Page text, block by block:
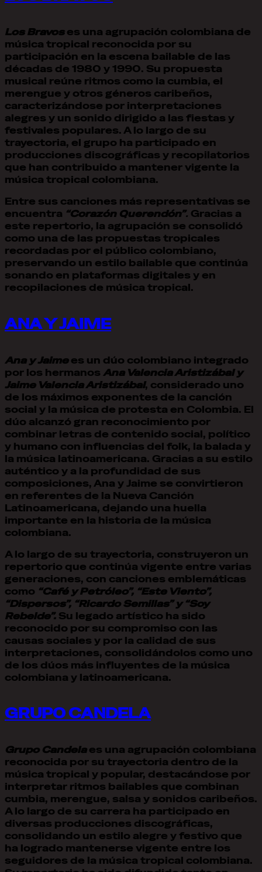
Los Bravoses una agrupación colombiana de
música tropical reconocida por su
participación en la escena bailable de las
décadas de 1980 y 1990. Su propuesta
musical reúne ritmos como la cumbia, el
merengue y otros géneros caribeños,
caracterizándose por interpretaciones
alegres y un sonido dirigido a las fiestas y
festivales populares. A lo largo de su
trayectoria, el grupo ha participado en
producciones discográficas y recopilatorios
que han contribuido a mantener vigente la
música tropical colombiana.
Entre sus canciones más representativas se
encuentra “Corazón Querendón”. Gracias a
este repertorio, la agrupación se consolidó
como una de las propuestas tropicales
recordadas por el público colombiano,
preservando un estilo bailable que continúa
sonando en plataformas digitales y en
recopilaciones de música tropical.
ANA Y JAIME
Ana y Jaimees un dúo colombiano integrado
por los hermanos Ana Valencia Aristizábal y
Jaime Valencia Aristizábal, considerado uno
de los máximos exponentes de la canción
social y la música de protesta en Colombia. El
dúo alcanzó gran reconocimiento por
combinar letras de contenido social, político
y humano con influencias del folk, la balada y
la música latinoamericana. Gracias a su estilo
auténtico y a la profundidad de sus
composiciones, Ana y Jaime se convirtieron
en referentes de la Nueva Canción
Latinoamericana, dejando una huella
importante en la historia de la música
colombiana.
A lo largo de su trayectoria, construyeron un
repertorio que continúa vigente entre varias
generaciones, con canciones emblemáticas
como “Café y Petróleo”, “Este Viento”,
“Dispersos”, “Ricardo Semillas” y “Soy
Rebelde”. Su legado artístico ha sido
reconocido por su compromiso con las
causas sociales y por la calidad de sus
interpretaciones, consolidándolos como uno
de los dúos más influyentes de la música
colombiana y latinoamericana.
GRUPO CANDELA
Grupo Candelaes una agrupación colombiana
reconocida por su trayectoria dentro de la
música tropical y popular, destacándose por
interpretar ritmos bailables que combinan
cumbia, merengue, salsa y sonidos caribeños.
A lo largo de su carrera ha participado en
diversas producciones discográficas,
consolidando un estilo alegre y festivo que
ha logrado mantenerse vigente entre los
seguidores de la música tropical colombiana.